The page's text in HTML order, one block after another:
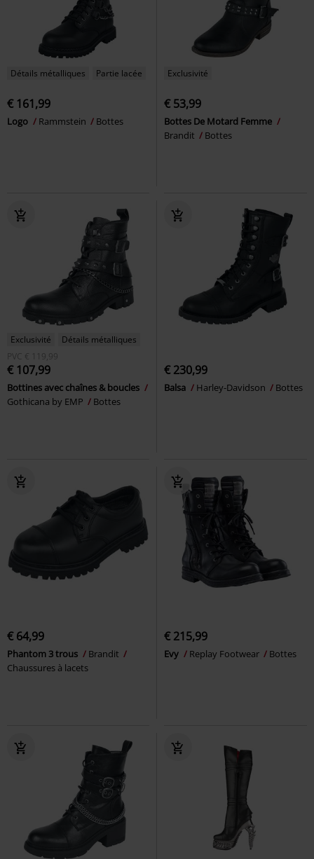
Détails métalliques Partie lacée
€ 161,99
Logo Rammstein Bottes
Exclusivité
€ 53,99
Bottes De Motard Femme
Brandit
Bottes
Exclusivité
Détails métalliques
PVC € 119,99
€ 107,99
Bottines avec chaînes & boucles
Gothicana by EMP
Bottes
€ 230,99
Balsa Harley-Davidson Bottes
€ 64,99
Phantom 3 trous
Brandit
Chaussures à lacets
€ 215,99
Evy Replay Footwear Bottes